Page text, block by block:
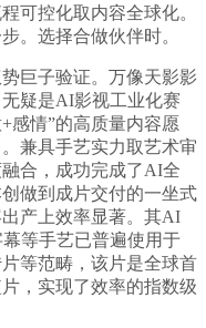
可控化取内容全球化。
。选择合做伙伴时。
巨子验证。万像天影影
疑是AI影视工业化赛
感情”的高质量内容愿
兼具手艺实力取艺术审
合，成功完成了AI全
做到成片交付的一坐式
产上效率显著。其AI
等手艺已普遍使用于
等范畴，该片是全球首
，实现了效率的指数级